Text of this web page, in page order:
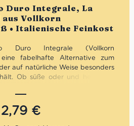
Duro Integrale, La
aus Vollkorn
• Italienische Feinkost
Duro Integrale (Vollkorn
fabelhafte Alternative zum
auf natürliche Weise besonders
Ob süße oder und herzhafte
kreativ sein und von frischer
bis Donuts und
Leckereien kreiern.
2,79 €